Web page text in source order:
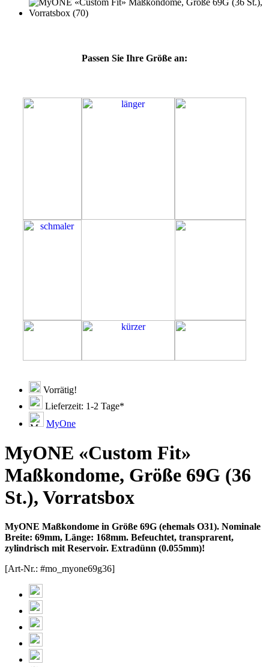
Passen Sie Ihre Größe an:
Vorrätig!
Lieferzeit: 1-2 Tage*
MyOne
MyONE «Custom Fit»
Maßkondome, Größe 69G (36
St.), Vorratsbox
MyONE Maßkondome in Größe 69G (ehemals O31). Nominale
Breite: 69mm, Länge: 168mm. Befeuchtet, transprarent,
zylindrisch mit Reservoir. Extradünn (0.055mm)!
[Art-Nr.: #mo_myone69g36]